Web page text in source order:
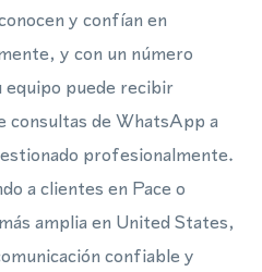
y confían en
y con un número
puede recibir
consultas de WhatsApp a
profesionalmente.
a clientes en Pace o
amplia en United States,
confiable y